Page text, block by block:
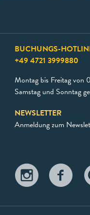
BUCHUNGS-
+49 4721 3999880
Montag bis Freitag
Samstag und Sonntag
NEWSLETTER
Anmeldung zum